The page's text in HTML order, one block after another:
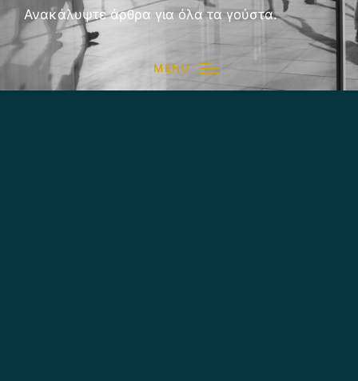
Ανακάλυψτε άρθρα για όλα τα γούστα.
MENU